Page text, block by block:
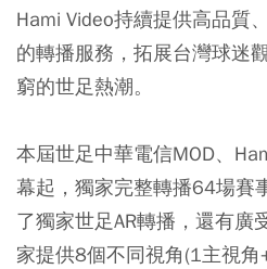
Hami Video持續提供高品質
的轉播服務，拓展台灣球迷
窮的世足熱潮。
本屆世足中華電信MOD、
幕起，獨家完整轉播64場賽
了獨家世足AR轉播，還有廣
家提供8個不同視角(1主視